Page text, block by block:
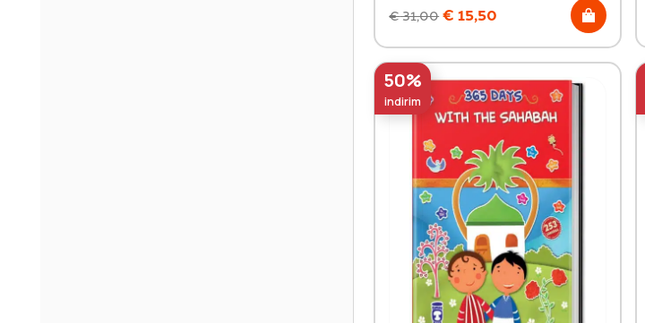
€31,00 € 15,50
50%
indirim